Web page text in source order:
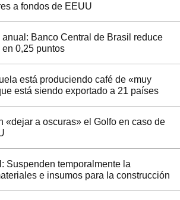
a fondos de EEUU
Banco Central de Brasil reduce
en 0,25 puntos
está produciendo café de «muy
está siendo exportado a 21 países
«dejar a oscuras» el Golfo en caso de
Suspenden temporalmente la
e insumos para la construcción